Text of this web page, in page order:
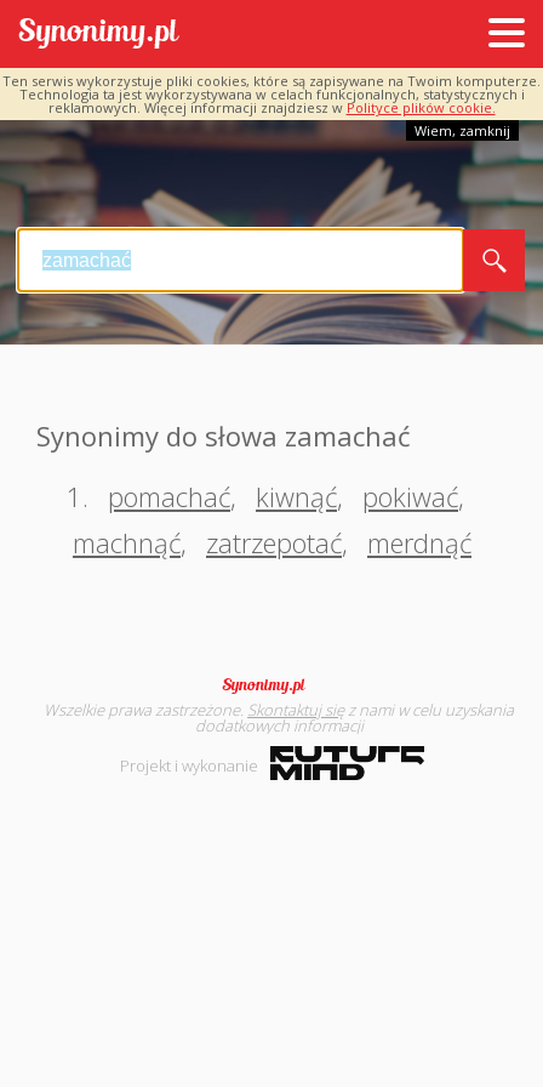
Ten serwis wykorzystuje pliki cookies, które są zapisywane na Twoim komputerze.
Technologia ta jest wykorzystywana w celach funkcjonalnych, statystycznych i
reklamowych. Więcej informacji znajdziesz w Polityce plików cookie.
Wiem, zamknij
Synonimy do słowa zamachać
1.
pomachać, kiwnąć, pokiwać,
machnąć, zatrzepotać, merdnąć
Wszelkie prawa zastrzeżone. Skontaktuj sięz nami w celu uzyskania
dodatkowych informacji
Projekt i wykonanie